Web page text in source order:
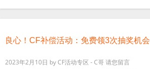
良心！CF补偿活动：免费领3次抽奖机会
2023年2月10日 byCF活动专区 - C哥请您留言